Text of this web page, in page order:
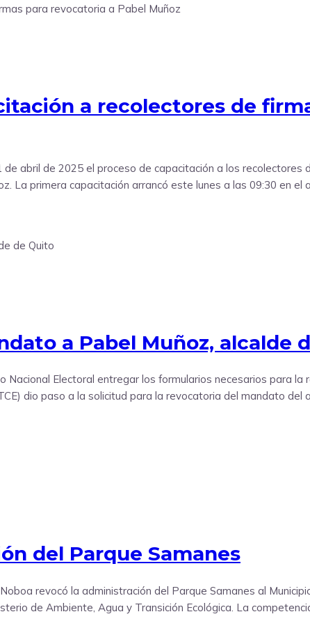
a recolectores de
de abril de 2025 el proceso de capacitación a los
La primera capacitación arrancó este lunes a las 09:30 en el
a Pabel Muñoz, alcalde
Nacional Electoral entregar los formularios necesarios para la
dio paso a la solicitud para la revocatoria del mandato del
del Parque Samanes
revocó la administración del Parque Samanes al
de Ambiente, Agua y Transición Ecológica. La